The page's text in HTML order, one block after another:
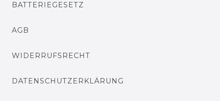
BATTERIEGESETZ
AGB
WIDERRUFSRECHT
DATENSCHUTZERKLÄRUNG